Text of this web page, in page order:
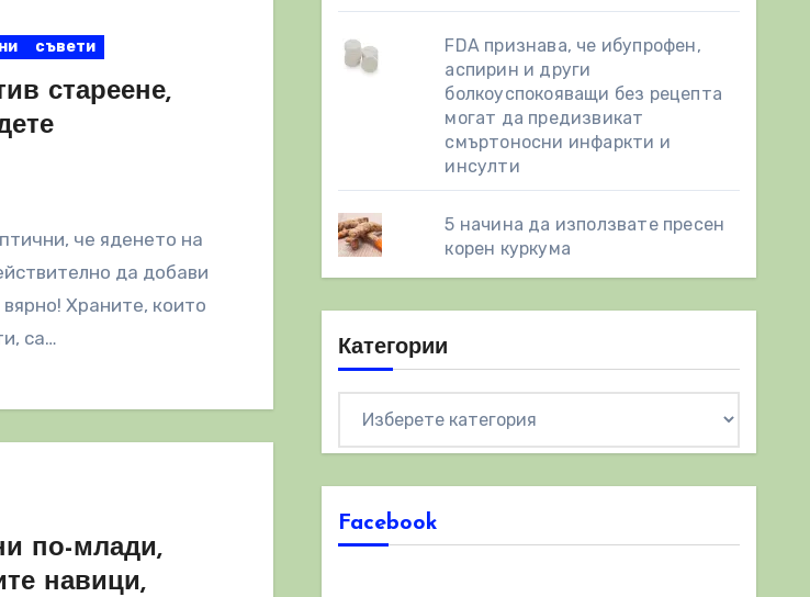
съвети
стареене,
че яденето на
да добави
Храните, които
са…
по-млади,
навици,
FDA признава, че ибупрофен,
аспирин и други
болкоуспокояващи без рецепта
могат да предизвикат
смъртоносни инфаркти и
инсулти
5 начина да използвате пресен
корен куркума
Категории
Facebook